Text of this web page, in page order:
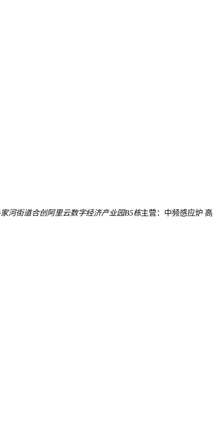
河街道合创阿里云数字经济产业园B5栋主营：中频感应炉 高